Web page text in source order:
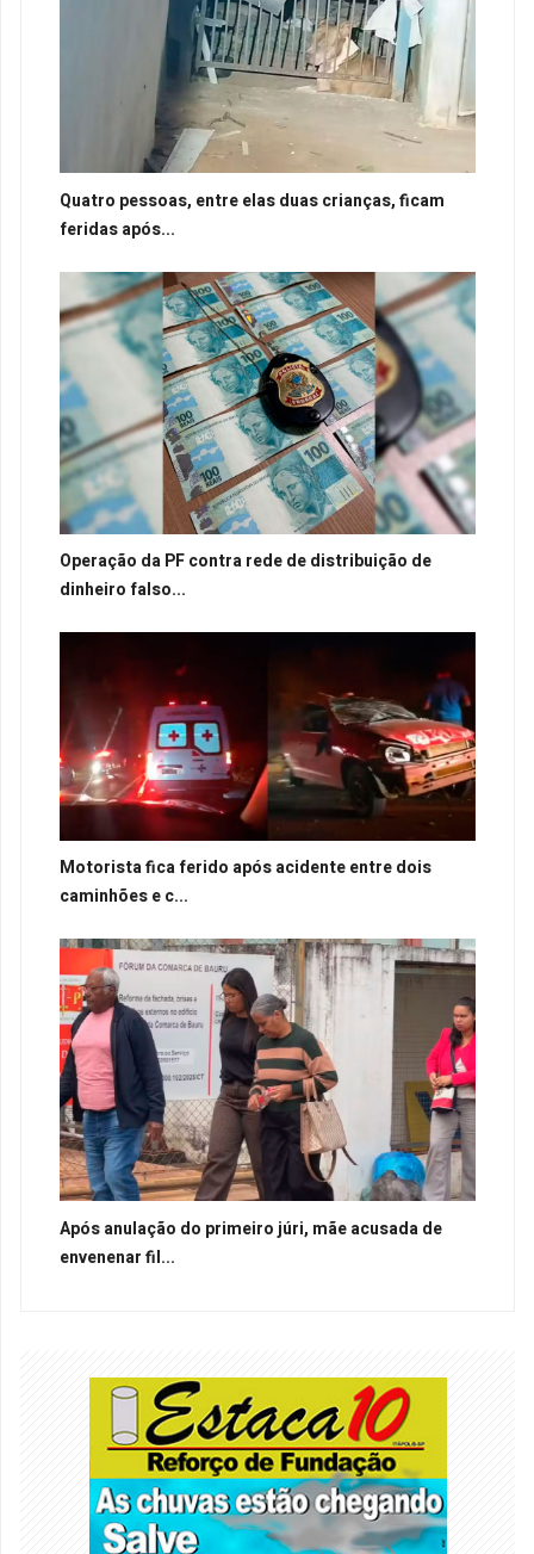
Quatro pessoas, entre elas duas crianças, ficam
feridas após...
Operação da PF contra rede de distribuição de
dinheiro falso...
Motorista fica ferido após acidente entre dois
caminhões e c...
Após anulação do primeiro júri, mãe acusada de
envenenar fil...